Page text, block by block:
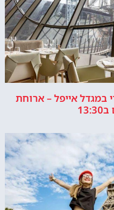
אייפל – ארוחת